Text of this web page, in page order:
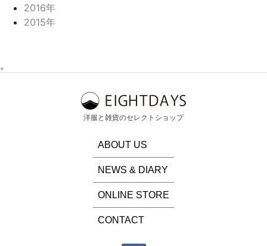
2016年
2015年
。
洋服と雑貨のセレクトショップ
ABOUT US
NEWS & DIARY
ONLINE STORE
CONTACT